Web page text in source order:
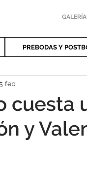
GALERÍA
PREBODAS Y
cuesta
y
feb